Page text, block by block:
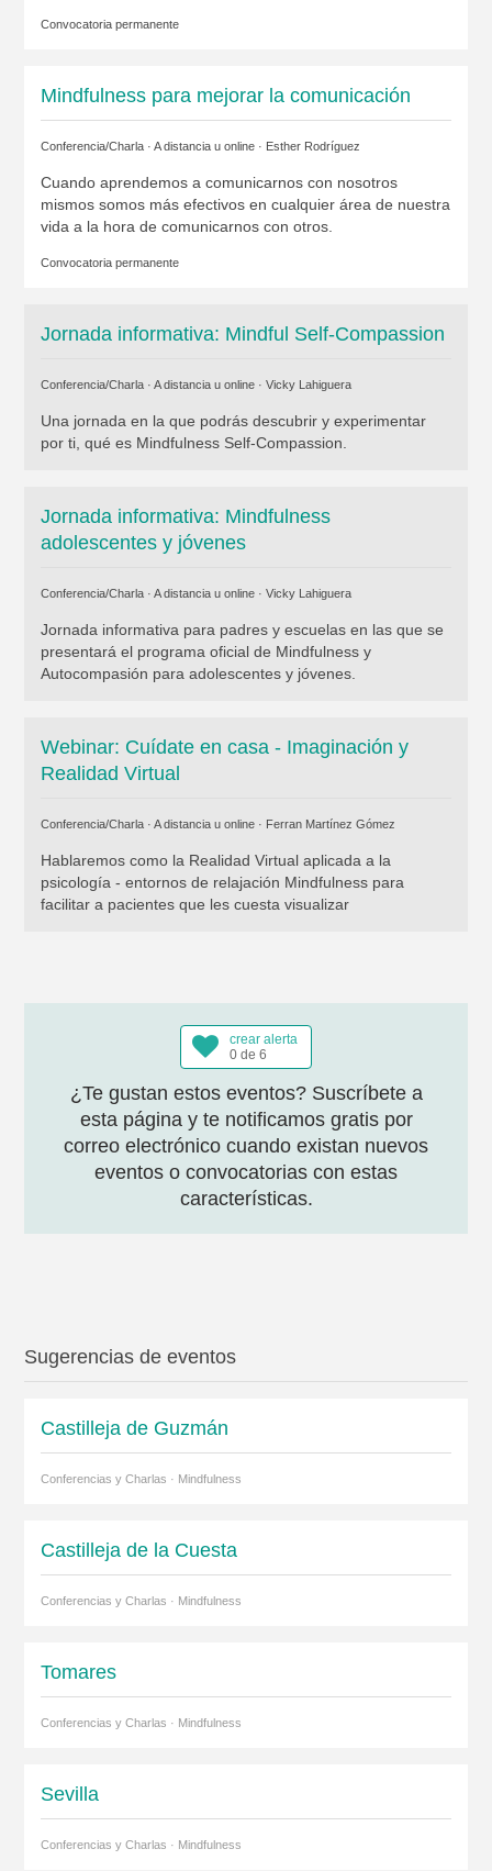
Convocatoria permanente
Mindfulness para mejorar la comunicación
Conferencia/Charla · A distancia u online · Esther Rodríguez
Cuando aprendemos a comunicarnos con nosotros
mismos somos más efectivos en cualquier área de nuestra
vida a la hora de comunicarnos con otros.
Convocatoria permanente
Jornada informativa: Mindful Self-Compassion
Conferencia/Charla · A distancia u online · Vicky Lahiguera
Una jornada en la que podrás descubrir y experimentar
por ti, qué es Mindfulness Self-Compassion.
Jornada informativa: Mindfulness
adolescentes y jóvenes
Conferencia/Charla · A distancia u online · Vicky Lahiguera
Jornada informativa para padres y escuelas en las que se
presentará el programa oficial de Mindfulness y
Autocompasión para adolescentes y jóvenes.
Webinar: Cuídate en casa - Imaginación y
Realidad Virtual
Conferencia/Charla · A distancia u online · Ferran Martínez Gómez
Hablaremos como la Realidad Virtual aplicada a la
psicología - entornos de relajación Mindfulness para
facilitar a pacientes que les cuesta visualizar
crear alerta
0 de 6
¿Te gustan estos eventos? Suscríbete a
esta página y te notificamos gratis por
correo electrónico cuando existan nuevos
eventos o convocatorias con estas
características.
Sugerencias de eventos
Castilleja de Guzmán
Conferencias y Charlas · Mindfulness
Castilleja de la Cuesta
Conferencias y Charlas · Mindfulness
Tomares
Conferencias y Charlas · Mindfulness
Sevilla
Conferencias y Charlas · Mindfulness